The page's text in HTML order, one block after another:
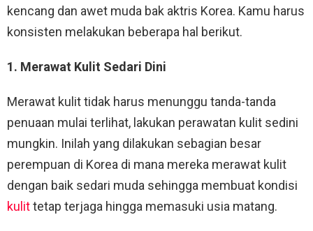
kencang dan awet muda bak aktris Korea. Kamu harus
konsisten melakukan beberapa hal berikut.
1. Merawat Kulit Sedari Dini
Merawat kulit tidak harus menunggu tanda-tanda
penuaan mulai terlihat, lakukan perawatan kulit sedini
mungkin. Inilah yang dilakukan sebagian besar
perempuan di Korea di mana mereka merawat kulit
dengan baik sedari muda sehingga membuat kondisi
kulittetap terjaga hingga memasuki usia matang.